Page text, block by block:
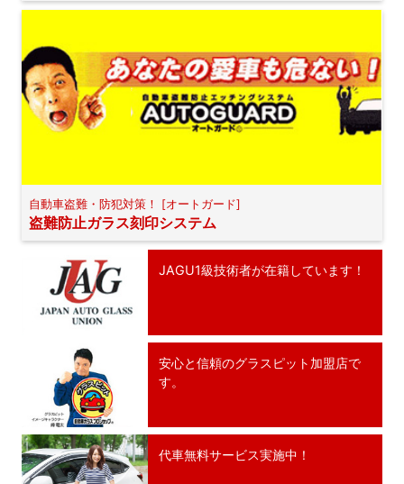
自動車盗難・防犯対策！ [オートガード]
盗難防止ガラス刻印システム
JAGU1級技術者が在籍しています！
安心と信頼のグラスピット加盟店で
す。
代車無料サービス実施中！